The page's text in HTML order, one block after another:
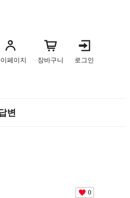
페이지 장바구니 로그인
변
0